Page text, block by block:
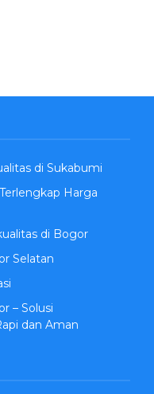
di Sukabumi
Harga
di Bogor
Selatan
– Solusi
dan Aman